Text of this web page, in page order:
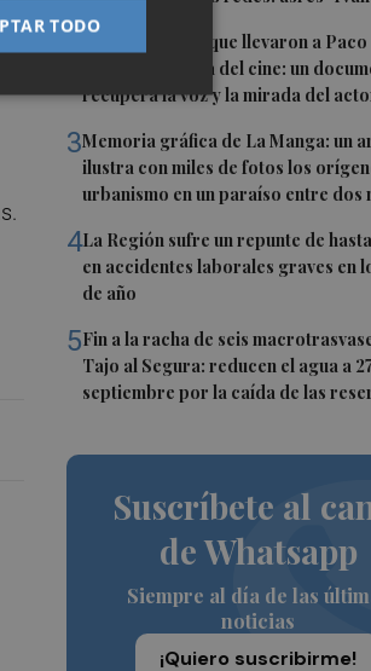
2 Las '200 vidas' que llevaron a
Águilas a la cima del cine: un
recupera la voz y la mirada del
3Memoria gráfica de La Manga: un
ilustra con miles de fotos los
urbanismo en un paraíso entre dos
4La Región sufre un repunte de
en accidentes laborales graves en
de año
5Fin a la racha de seis
Tajo al Segura: reducen el agua a
septiembre por la caída de las
Suscríbete al
de Whatsapp
Siempre al día de las
noticias
¡Quiero suscribirme!
TODO